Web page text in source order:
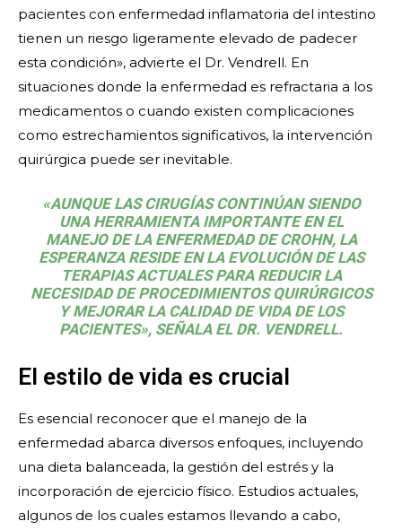
pacientes con enfermedad inflamatoria del intestino
tienen un riesgo ligeramente elevado de padecer
esta condición», advierte el Dr. Vendrell. En
situaciones donde la enfermedad es refractaria a los
medicamentos o cuando existen complicaciones
como estrechamientos significativos, la intervención
quirúrgica puede ser inevitable.
«AUNQUE LAS CIRUGÍAS CONTINÚAN SIENDO
UNA HERRAMIENTA IMPORTANTE EN EL
MANEJO DE LA ENFERMEDAD DE CROHN, LA
ESPERANZA RESIDE EN LA EVOLUCIÓN DE LAS
TERAPIAS ACTUALES PARA REDUCIR LA
NECESIDAD DE PROCEDIMIENTOS QUIRÚRGICOS
Y MEJORAR LA CALIDAD DE VIDA DE LOS
PACIENTES», SEÑALA EL DR. VENDRELL.
El estilo de vida es crucial
Es esencial reconocer que el manejo de la
enfermedad abarca diversos enfoques, incluyendo
una dieta balanceada, la gestión del estrés y la
incorporación de ejercicio físico. Estudios actuales,
algunos de los cuales estamos llevando a cabo,